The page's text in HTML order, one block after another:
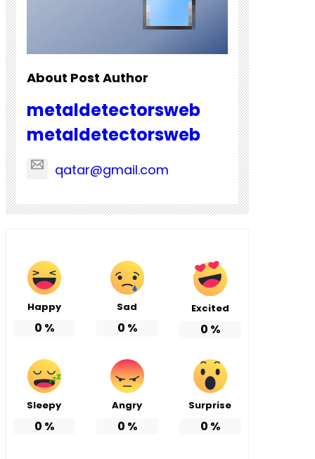
About Post Author
metaldetectorsweb
metaldetectorsweb
qatar@gmail.com
Happy
0 %
Sad
0 %
Excited
0 %
Sleepy
0 %
Angry
0 %
Surprise
0 %